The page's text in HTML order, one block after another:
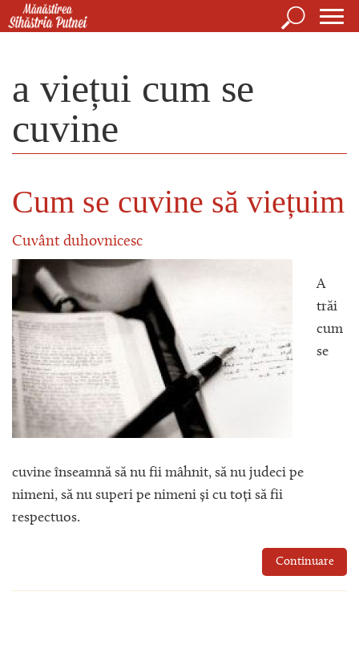
Mergi la conţinutul principal
Căutare
a viețui cum se
cuvine
Cum se cuvine să viețuim
Cuvânt duhovnicesc
A
trăi
cum
se
cuvine înseamnă să nu fii mâhnit, să nu judeci pe
nimeni, să nu superi pe nimeni și cu toți să fii
respectuos.
Continuare